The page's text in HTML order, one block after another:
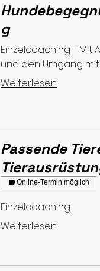
g
Einzelcoaching - Mit
und den Umgang
Weiterlesen
Passende
Online-Termin möglich
Einzelcoaching
Weiterlesen